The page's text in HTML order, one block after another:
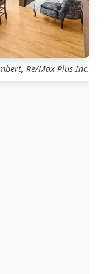
Re/Max Plus Inc.